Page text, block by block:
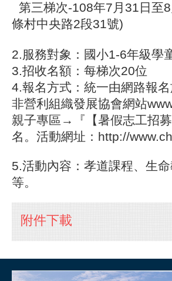
第三梯次-108年7月31日至
條村中央路2段31號)
2.服務對象：國小1-6年級學
3.招收名額：每梯次20位
4.報名方式：統一由網路報
非營利組織發展協會網站
親子專區→『【暑假志工招
名。活動網址：http://
5.活動內容：孝道課程、生
等。
附件下載